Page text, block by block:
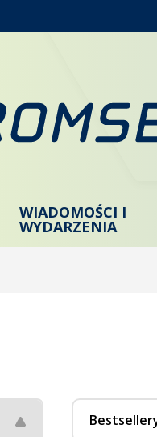
WIADOMOŚCI I
WYDARZENIA